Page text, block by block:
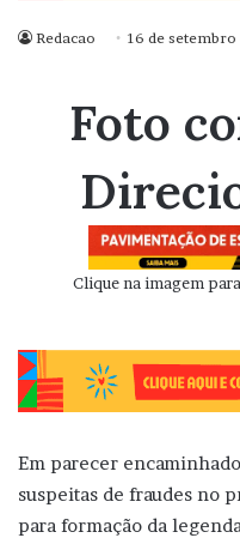
Redacao 16 de setembro
Foto
Clique na imagem
Em parecer
suspeitas de fraudes no
para formação da